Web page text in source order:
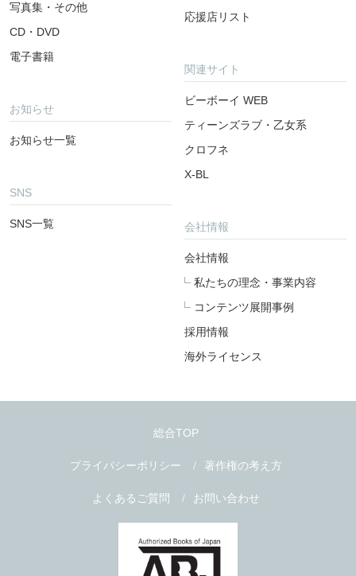
写真集・その他
CD・DVD
電子書籍
お知らせ
お知らせ一覧
SNS
SNS一覧
応援店リスト
関連サイト
ビーボーイ WEB
ティーンズラブ・乙女系
クロフネ
X-BL
会社情報
会社情報
私たちの理念・事業内容
コンテンツ展開事例
採用情報
海外ライセンス
総合TOP
プライバシーポリシー 著作権の考え方
よくあるご質問 お問い合わせ